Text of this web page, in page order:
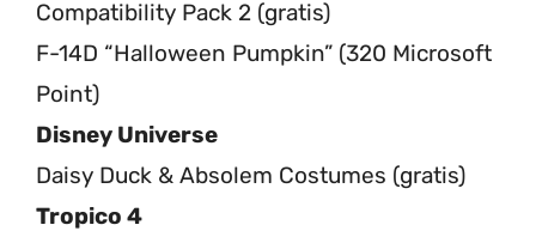
Compatibility Pack 2 (gratis)
F-14D “Halloween Pumpkin” (320 Microsoft
Point)
Disney Universe
Daisy Duck & Absolem Costumes (gratis)
Tropico 4